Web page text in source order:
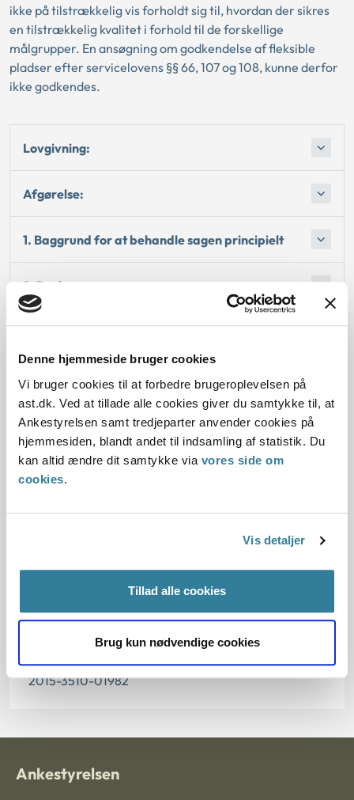
Denne hjemmeside bruger cookies
Vi bruger cookies til at forbedre brugeroplevelsen på
ast.dk. Ved at tillade alle cookies giver du samtykke til, at
Ankestyrelsen samt tredjeparter anvender cookies på
hjemmesiden, blandt andet til indsamling af statistik. Du
kan altid ændre dit samtykke via vores side om
cookies.
Vis detaljer
Tillad alle cookies
Brug kun nødvendige cookies
ikke på tilstrækkelig vis forholdt sig til, hvordan der sikres
en tilstrækkelig kvalitet i forhold til de forskellige
målgrupper. En ansøgning om godkendelse af fleksible
pladser efter servicelovens §§ 66, 107 og 108, kunne derfor
ikke godkendes.
Lovgivning:
Afgørelse:
1. Baggrund for at behandle sagen principielt
2. Reglerne
4. Den konkrete afgørelse
Dato for underskrift
06.06.2016
Offentliggørelsesdato
§ 129 § 13 § 105 § 66 § 5 § 4 § 107 § 12 § 6 § 108 § 3 §
108s § 108t
Journalnummer
2015-3510-01982
Ankestyrelsen